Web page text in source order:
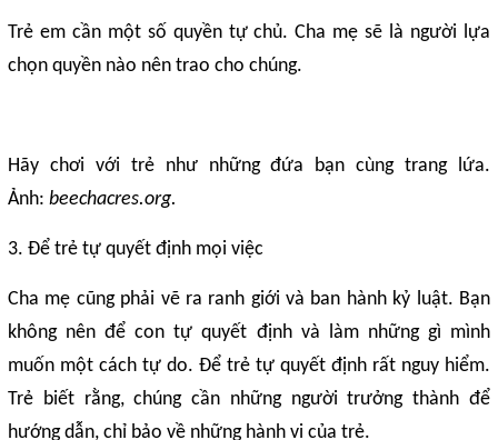
Trẻ em cần một số quyền tự chủ. Cha mẹ sẽ là người lựa
chọn quyền nào nên trao cho chúng.
Hãy chơi với trẻ như những đứa bạn cùng trang lứa.
Ảnh: beechacres.org.
3. Để trẻ tự quyết định mọi việc
Cha mẹ cũng phải vẽ ra ranh giới và ban hành kỷ luật. Bạn
không nên để con tự quyết định và làm những gì mình
muốn một cách tự do. Để trẻ tự quyết định rất nguy hiểm.
Trẻ biết rằng, chúng cần những người trưởng thành để
hướng dẫn, chỉ bảo về những hành vi của trẻ.